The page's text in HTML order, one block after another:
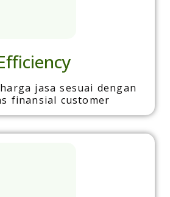
jasa sesuai dengan
finansial customer